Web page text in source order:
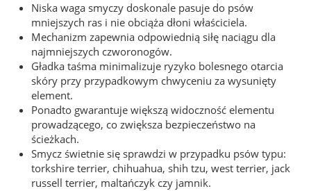
Niska waga smyczy doskonale pasuje do psów
mniejszych ras i nie obciąża dłoni właściciela.
Mechanizm zapewnia odpowiednią siłę naciągu dla
najmniejszych czworonogów.
Gładka taśma minimalizuje ryzyko bolesnego otarcia
skóry przy przypadkowym chwyceniu za wysunięty
element.
Ponadto gwarantuje większą widoczność elementu
prowadzącego, co zwiększa bezpieczeństwo na
ścieżkach.
Smycz świetnie się sprawdzi w przypadku psów typu:
torkshire terrier, chihuahua, shih tzu, west terrier, jack
russell terrier, maltańczyk czy jamnik.